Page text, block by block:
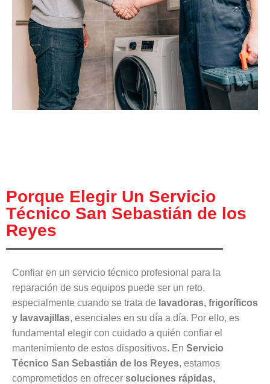
Porque Elegir Un Servicio
Técnico San Sebastián de los
Reyes
Confiar en un servicio técnico profesional para la
reparación de sus equipos puede ser un reto,
especialmente cuando se trata de lavadoras, frigoríficos
y lavavajillas, esenciales en su día a día. Por ello, es
fundamental elegir con cuidado a quién confiar el
mantenimiento de estos dispositivos. En Servicio
Técnico San Sebastián de los Reyes, estamos
comprometidos en ofrecer soluciones rápidas,